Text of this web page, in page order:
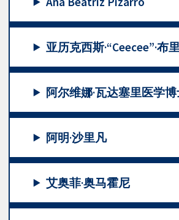
亚历克西斯·“Ceecee”·布
阿尔维娜·瓦达塞里医学
阿明·沙里凡
艾奥菲·奥马霍尼